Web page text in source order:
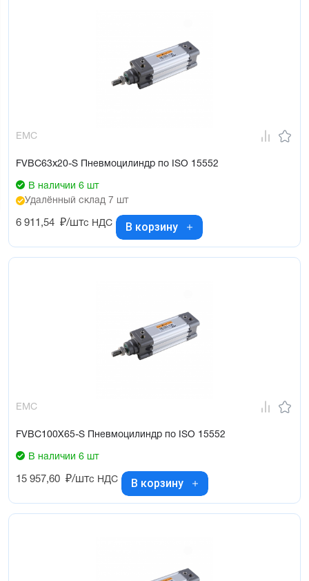
EMC
FVBC63x20-S Пневмоцилиндр по ISO 15552
В наличии 6 шт
Удалённый склад 7 шт
6 911,54 ₽/штс НДС В корзину
EMC
FVBC100X65-S Пневмоцилиндр по ISO 15552
В наличии 6 шт
15 957,60 ₽/штс НДС В корзину